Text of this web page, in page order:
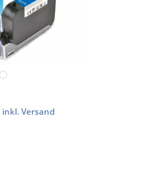
inkl. Versand